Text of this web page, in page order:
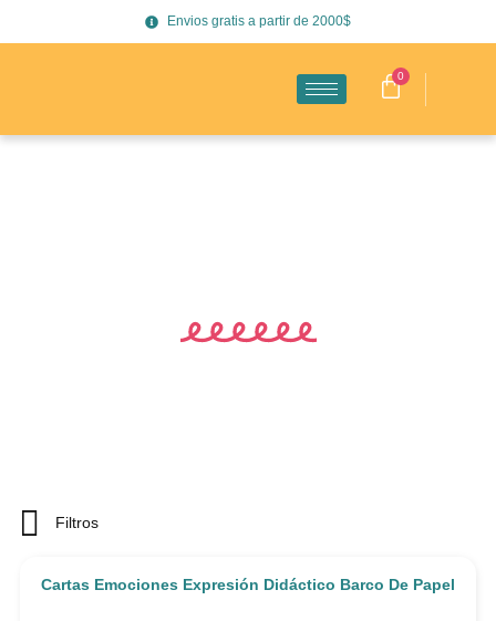
Envios gratis a partir de 2000$
0
Filtros
Cartas Emociones Expresión Didáctico Barco De Papel